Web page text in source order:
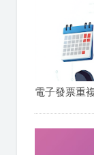
電子發票重